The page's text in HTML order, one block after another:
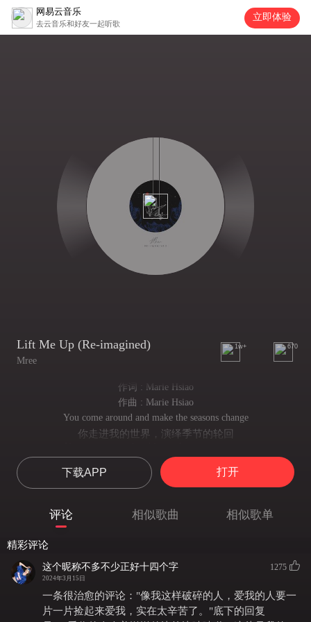
网易云音乐
去云音乐和好友一起听歌
立即体验
Lift Me Up (Re-imagined)
Mree
1w+ 670
作词 : Marie Hsiao
作曲 : Marie Hsiao
You come around and make the seasons change
你走进我的世界，演绎季节的轮回
你走进我的生命，正如你悄然离去
You come around and wipe the tears away
你来到我身边，拭去眼角泪痕
心随你舞动，愿为你献上
And when you're gone it makes me toss and turn
You come around and make sure that it hurts
你的到来 只让我的心更痛
下载APP 打开
评论 相似歌曲 相似歌单
精彩评论
这个昵称不多不少正好十四个字
2024年3月15日
1275
一条很治愈的评论："像我这样破碎的人，爱我的人要一
片一片捡起来爱我，实在太辛苦了。"底下的回复